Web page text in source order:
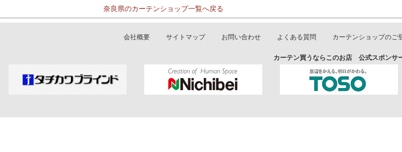
奈良県のカーテンショップ一覧へ戻る
会社概要 サイトマップ お問い合わせ よくある質問 カーテンショップのご
カーテン買うならこのお店 公式スポンサ